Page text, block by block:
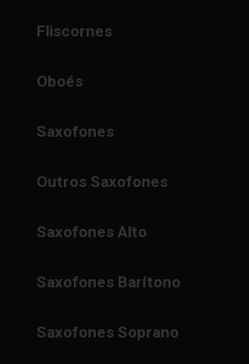
Fliscornes
Oboés
Saxofones
Outros Saxofones
Saxofones Alto
Saxofones Barítono
Saxofones Soprano